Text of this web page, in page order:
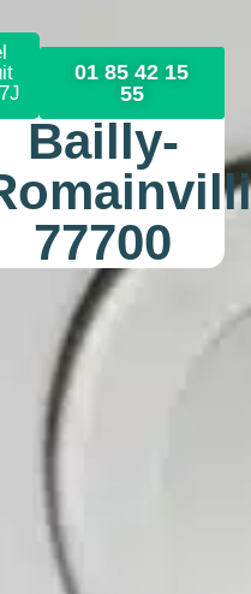
01 85 42 15
55
Bailly-
77700